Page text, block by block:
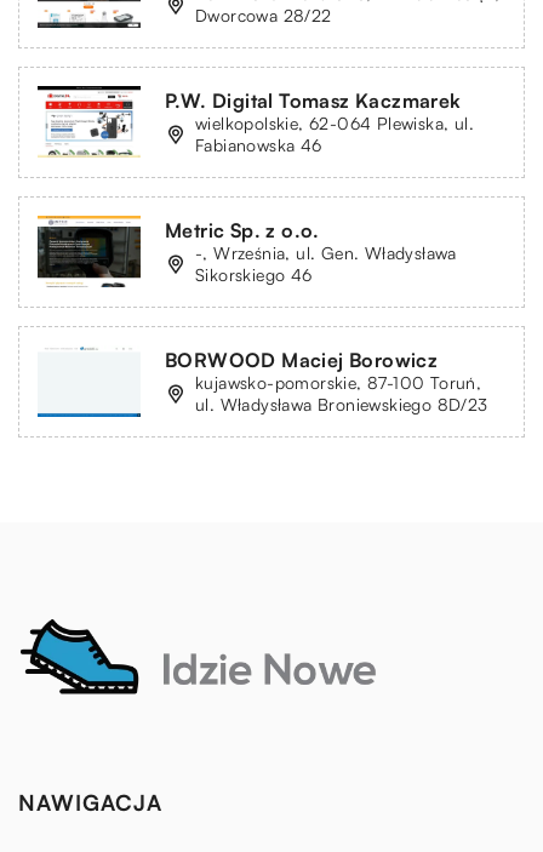
Dworcowa 28/22
P.W. Digital Tomasz Kaczmarek
wielkopolskie, 62-064 Plewiska, ul.
Fabianowska 46
Metric Sp. z o.o.
-, Września, ul. Gen. Władysława
Sikorskiego 46
BORWOOD Maciej Borowicz
kujawsko-pomorskie, 87-100 Toruń,
ul. Władysława Broniewskiego 8D/23
NAWIGACJA